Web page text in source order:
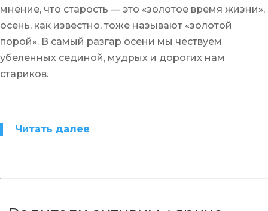
мнение, что старость — это «золотое время жизни»,
осень, как известно, тоже называют «золотой
порой». В самый разгар осени мы чествуем
убелённых сединой, мудрых и дорогих нам
стариков.
Читать далее